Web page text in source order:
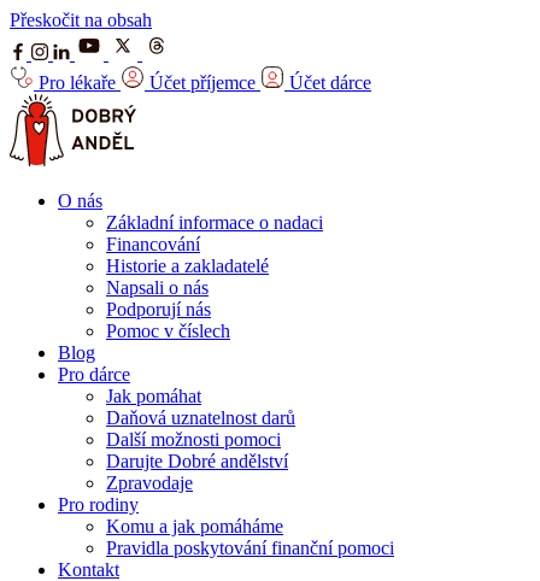
Přeskočit na obsah
Pro lékaře Účet příjemce Účet dárce
O nás
Základní informace o nadaci
Financování
Historie a zakladatelé
Napsali o nás
Podporují nás
Pomoc v číslech
Blog
Pro dárce
Jak pomáhat
Daňová uznatelnost darů
Další možnosti pomoci
Darujte Dobré andělství
Zpravodaje
Pro rodiny
Komu a jak pomáháme
Pravidla poskytování finanční pomoci
Kontakt